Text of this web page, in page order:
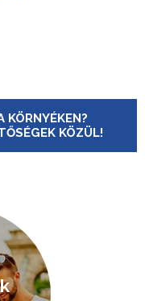
KÖRNYÉKEN?
KÖZÜL!